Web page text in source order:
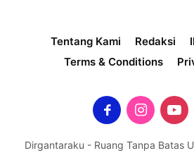
Tentang Kami Redaksi
Terms & Conditions
Dirgantaraku - Ruang Tanpa Batas